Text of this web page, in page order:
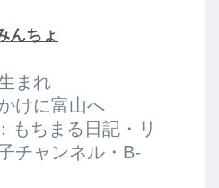
んちょ
まれ
けに富山へ
もちまる日記・リ
チャンネル・B-